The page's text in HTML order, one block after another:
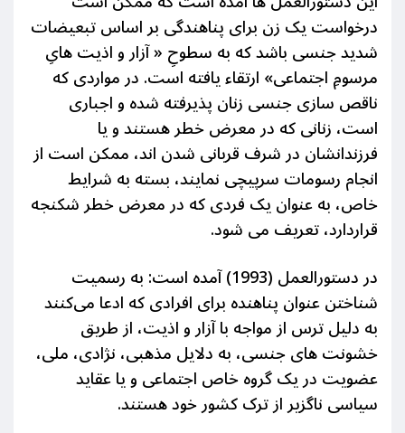
درخواست یک زن برای پناهندگی بر اساس تبعیضات
شدید جنسی باشد که به سطوحِ « آزار و اذیت هایِ
مرسومِ اجتماعی» ارتقاء یافته است. در مواردی که
ناقص سازی جنسی زنان پذیرفته شده و اجباری
است، زنانی که در معرض خطر هستند و یا
فرزندانشان در شرف قربانی شدن اند، ممکن است از
انجام رسومات سرپیچی نمایند، بسته به شرایط
خاص، به عنوان یک فردی که در معرض خطر شکنجه
قراردارد، تعریف می شود.
در دستورالعمل (1993) آمده است: به رسمیت
شناختن عنوان پناهنده برای افرادی که ادعا می‌کنند
به دلیل ترس از مواجه با آزار و اذیت، از طریق
خشونت های جنسی، به دلایل مذهبی، نژادی، ملی،
عضویت در یک گروه خاص اجتماعی و یا عقاید
سیاسی ناگزیر از ترک کشور خود هستند.